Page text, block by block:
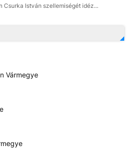
Csurka István szellemiségét idéz...
Vármegye